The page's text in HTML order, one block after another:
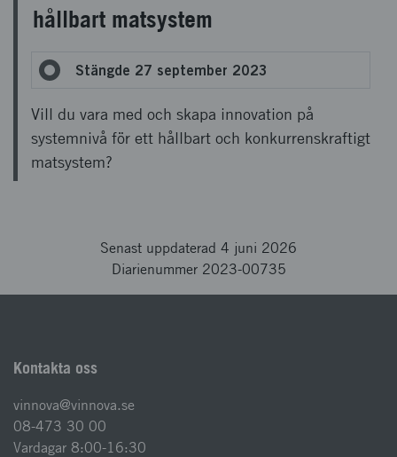
hållbart matsystem
Stängde 27 september 2023
Vill du vara med och skapa innovation på
systemnivå för ett hållbart och konkurrenskraftigt
matsystem?
Senast uppdaterad 4 juni 2026
Diarienummer 2023-00735
Kontakta oss
vinnova@vinnova.se
08-473 30 00
Vardagar 8:00-16:30